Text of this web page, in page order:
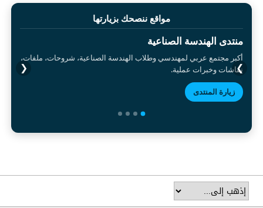
مواقع ننصحك بزيارتها
منتدى الهندسة الصناعية
أكبر مجتمع عربي لمهندسي وطلاب الهندسة الصناعية، شروحات، ملفات،
نقاشات وخبرات عملية.
زيارة المنتدى
❮ ❯